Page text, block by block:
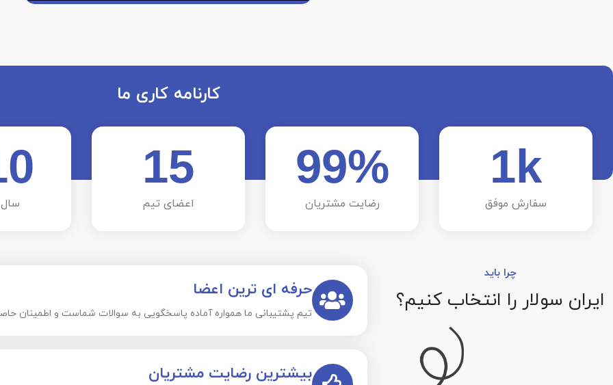
کارنامه کاری ما
سفارش موفق
k
1
رضایت مشتریان
%
99
اعضای تیم
15
چرا باید
ایران سولار را انتخاب کنیم؟ حرفه ای ترین اعضا
تیم پشتیبانی ما همواره آماده پاسخگویی به سوالات شماست و اطمینان
بیشترین رضایت مشتریان